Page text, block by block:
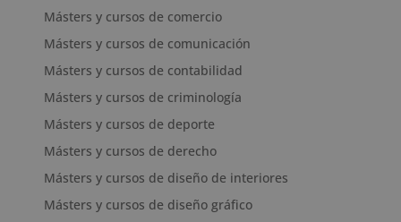
Másters y cursos de comercio
Másters y cursos de comunicación
Másters y cursos de contabilidad
Másters y cursos de criminología
Másters y cursos de deporte
Másters y cursos de derecho
Másters y cursos de diseño de interiores
Másters y cursos de diseño gráfico